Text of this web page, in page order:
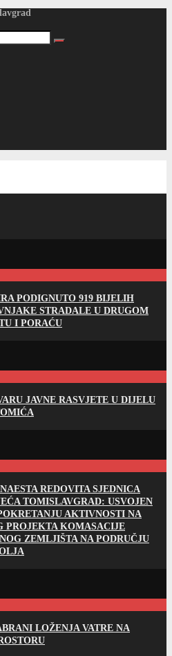
PODIGNUTO 919 BIJELIH
STRADALE U DRUGOM
I PORAĆU
JAVNE RASVJETE U DIJELU
REDOVITA SJEDNICA
TOMISLAVGRAD: USVOJEN
AKTIVNOSTI NA
PROJEKTA KOMASACIJE
ZEMLJIŠTA NA PODRUČJU
LOŽENJA VATRE NA